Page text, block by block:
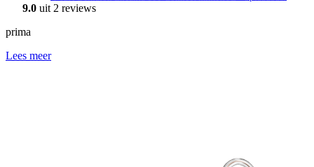
9.0 uit 2 reviews
prima
Lees meer